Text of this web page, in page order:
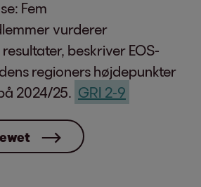
Fem
vurderer
beskriver EOS-
regioners højdepunkter
2024/25. GRI 2-9